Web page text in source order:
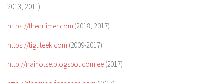
2013, 2011)
https://thedriimer.com (2018, 2017)
https://tiguteek.com (2009-2017)
http://nainotse.blogspot.com.ee (2017)